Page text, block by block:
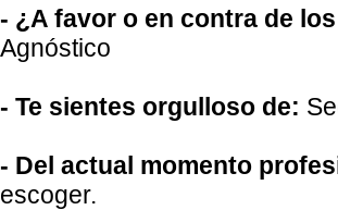
- ¿A favor o en contra de
Agnóstico
- Te sientes orgulloso de:
- Del actual momento
escoger.